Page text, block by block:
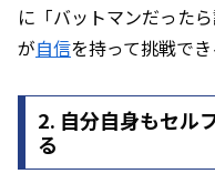
に「バットマンだった
が自信を持って挑戦でき
2. 自分自身もセル
る